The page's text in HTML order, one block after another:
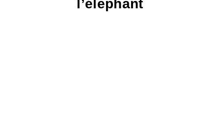
l’élephant